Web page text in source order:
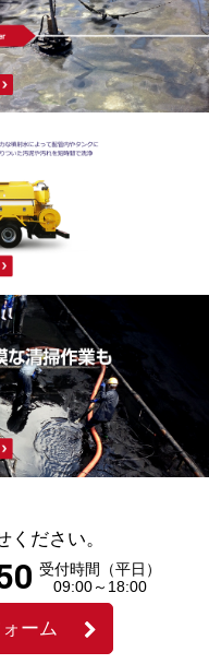
ださい。
受付時間（平日）
09:00～18:00
ーム